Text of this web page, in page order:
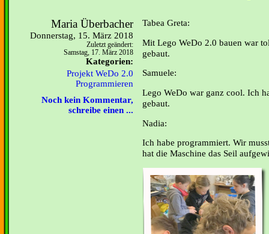
Maria Überbacher
Donnerstag, 15. März 2018
Zuletzt geändert:
Samstag, 17. März 2018
Kategorien:
Projekt WeDo 2.0
Programmieren
Noch kein Kommentar,
schreibe einen ...
Tabea Greta:
Mit Lego WeDo 2.0 bauen war
gebaut.
Samuele:
Lego WeDo war ganz cool. Ich
gebaut.
Nadia:
Ich habe programmiert. Wir
hat die Maschine das Seil